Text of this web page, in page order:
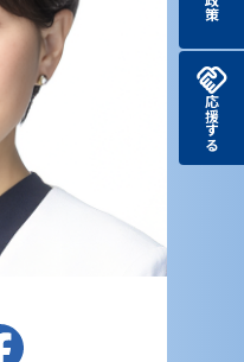
政策
応援する